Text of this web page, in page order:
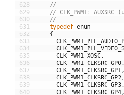
628
629
630
631
632
633
634
635
636
637
638
639
640
//
// CLK_PWM1: AUXSRC
//
typedef enum
{
CLK_PWM1_XOSC,
CLK_PWM1_CLKSRC_GP0,
CLK_PWM1_CLKSRC_GP1,
CLK_PWM1_CLKSRC_GP2,
CLK_PWM1_CLKSRC_GP3,
CLK_PWM1_CLKSRC_GP4,